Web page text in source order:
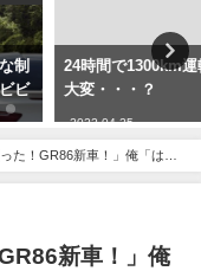
1300km運転するのって
・？
25
た！GR86新車！」俺「は？
新車！」俺